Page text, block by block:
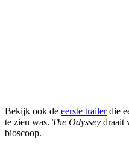
Bekijk ook de eerste trailerdie
te zien was. The Odyssey draait
bioscoop.